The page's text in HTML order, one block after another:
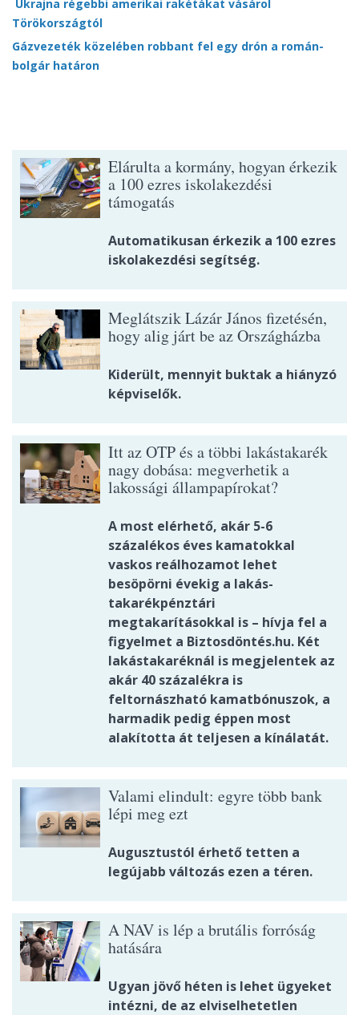
Ukrajna régebbi amerikai rakétákat vásárol
Törökországtól
Gázvezeték közelében robbant fel egy drón a román-
bolgár határon
Elárulta a kormány, hogyan érkezik
a 100 ezres iskolakezdési
támogatás
Automatikusan érkezik a 100 ezres
iskolakezdési segítség.
Meglátszik Lázár János fizetésén,
hogy alig járt be az Országházba
Kiderült, mennyit buktak a hiányzó
képviselők.
Itt az OTP és a többi lakástakarék
nagy dobása: megverhetik a
lakossági állampapírokat?
A most elérhető, akár 5-6
százalékos éves kamatokkal
vaskos reálhozamot lehet
besöpörni évekig a lakás-
takarékpénztári
megtakarításokkal is – hívja fel a
figyelmet a Biztosdöntés.hu. Két
lakástakaréknál is megjelentek az
akár 40 százalékra is
feltornászható kamatbónuszok, a
harmadik pedig éppen most
alakította át teljesen a kínálatát.
Valami elindult: egyre több bank
lépi meg ezt
Augusztustól érhető tetten a
legújabb változás ezen a téren.
A NAV is lép a brutális forróság
hatására
Ugyan jövő héten is lehet ügyeket
intézni, de az elviselhetetlen